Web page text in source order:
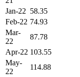
Jan-22 58.35
Feb-22 74.93
Mar-
22
87.78
Apr-22 103.55
May-
22
114.88